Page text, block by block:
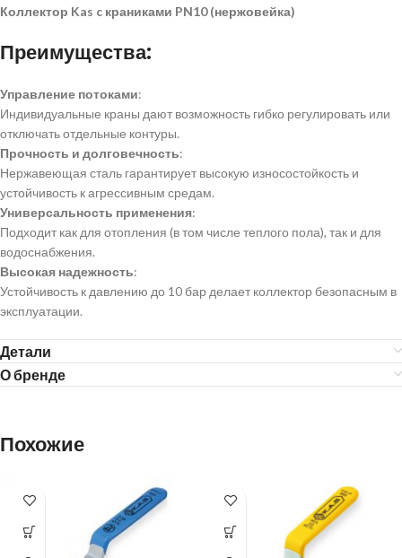
Коллектор Kas c краниками PN10 (нержовейка)
Преимущества:
Управление потоками:
Индивидуальные краны дают возможность гибко регулировать или
отключать отдельные контуры.
Прочность и долговечность:
Нержавеющая сталь гарантирует высокую износостойкость и
устойчивость к агрессивным средам.
Универсальность применения:
Подходит как для отопления (в том числе теплого пола), так и для
водоснабжения.
Высокая надежность:
Устойчивость к давлению до 10 бар делает коллектор безопасным в
эксплуатации.
Детали
О бренде
Похожие